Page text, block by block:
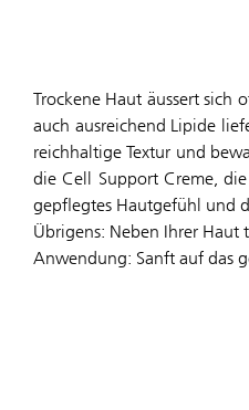
Trockene Haut äussert sich
auch ausreichend Lipide
reichhaltige Textur und
die Cell Support Creme,
gepflegtes Hautgefühl und
Übrigens: Neben Ihrer Haut
Anwendung: Sanft auf das